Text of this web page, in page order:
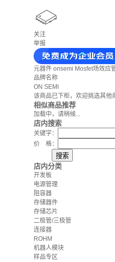
关注
举报
元器件 onsemi Mosfet场效应
品牌名称
ON SEMI
该商品已下柜，欢迎挑选其他
相似商品推荐
加载中，请稍候...
店内搜索
关键字：
价 格：
店内分类
开发板
电源管理
阻容器
存储器件
存储芯片
二极管/三极管
连接器
ROHM
机器人模块
样品专区